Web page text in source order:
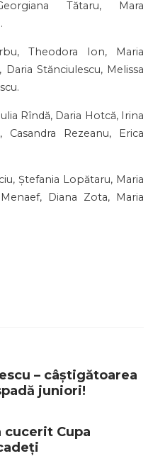
Tătaru, Mara
Theodora Ion, Maria
Stănciulescu, Melissa
Rîndă, Daria Hotcă, Irina
Rezeanu, Erica
Ștefania Lopătaru, Maria
Diana Zota, Maria
– câștigătoarea
juniori!
cucerit Cupa